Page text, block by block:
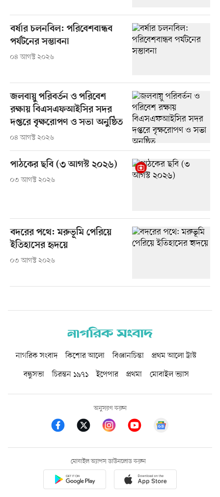
বর্ষার চলনবিল: পরিবেশবান্ধব
পর্যটনের সম্ভাবনা
০৪ আগস্ট ২০২৬
জলবায়ু পরিবর্তন ও পরিবেশ
রক্ষায় বিএসএফআইসির সদর
দপ্তরে বৃক্ষরোপণ ও সভা অনুষ্ঠিত
০৪ আগস্ট ২০২৬
পাঠকের ছবি (৩ আগস্ট ২০২৬)
০৩ আগস্ট ২০২৬
বদরের পথে: মরুভূমি পেরিয়ে
ইতিহাসের হৃদয়ে
০৩ আগস্ট ২০২৬
নাগরিক সংবাদ কিশোর আলো বিজ্ঞানচিন্তা
প্রথম আলো ট্রাস্ট
বন্ধুসভা
চিরন্তন ১৯৭১ ইপেপার প্রথমা মোবাইল ভ্যাস
অনুসরণ করুন
মোবাইল অ্যাপস ডাউনলোড করুন